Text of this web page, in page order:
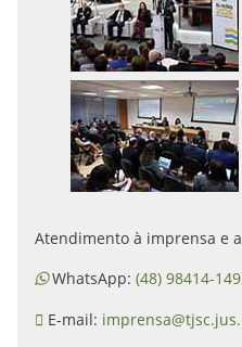
Atendimento à imprensa e
WhatsApp: (48) 98414-
E-mail: